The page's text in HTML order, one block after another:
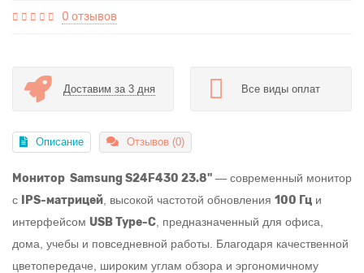
0 отзывов
Доставим за 3 дня Все виды оплат
Описание Отзывов (0)
Монитор Samsung S24F430 23.8" — современный монитор
с
IPS-матрицей , высокой частотой обновления 100 Гц и
интерфейсом USB Type-C , предназначенный для офиса,
дома, учебы и повседневной работы. Благодаря качественной
цветопередаче, широким углам обзора и эргономичному